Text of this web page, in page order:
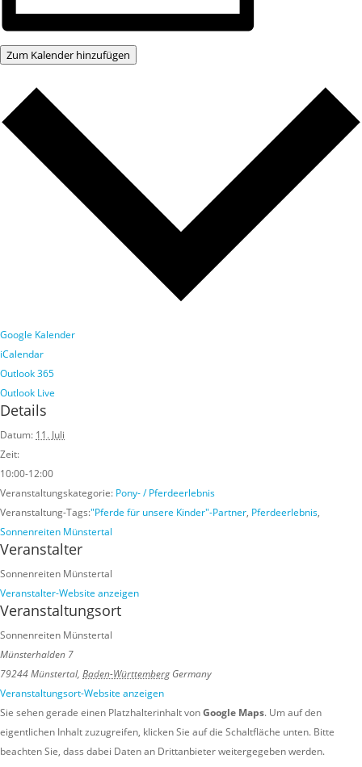
Zum Kalender hinzufügen
Google Kalender
iCalendar
Outlook 365
Outlook Live
Details
Datum: 11. Juli
Zeit:
10:00-12:00
Veranstaltungskategorie: Pony- / Pferdeerlebnis
Veranstaltung-Tags:"Pferde für unsere Kinder"-Partner, Pferdeerlebnis,
Sonnenreiten Münstertal
Veranstalter
Sonnenreiten Münstertal
Veranstalter-Website anzeigen
Veranstaltungsort
Sonnenreiten Münstertal
Münsterhalden 7
79244 Münstertal, Baden-Württemberg Germany
Veranstaltungsort-Website anzeigen
Sie sehen gerade einen Platzhalterinhalt vonGoogle Maps. Um auf den
eigentlichen Inhalt zuzugreifen, klicken Sie auf die Schaltfläche unten. Bitte
beachten Sie, dass dabei Daten an Drittanbieter weitergegeben werden.